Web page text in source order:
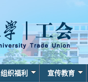
组织福利 宣传教育